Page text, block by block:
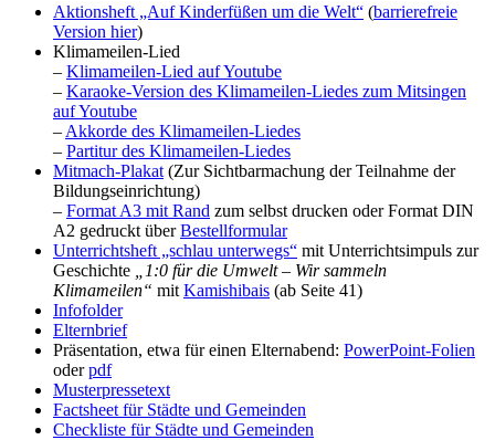
Aktionsheft „Auf Kinderfüßen um die Welt“ (barrierefreie
Version hier)
Klimameilen-Lied
– Klimameilen-Lied auf Youtube
– Karaoke-Version des Klimameilen-Liedes zum Mitsingen
auf Youtube
– Akkorde des Klimameilen-Liedes
– Partitur des Klimameilen-Liedes
Mitmach-Plakat (Zur Sichtbarmachung der Teilnahme der
Bildungseinrichtung)
– Format A3 mit Rand zum selbst drucken oder Format DIN
A2 gedruckt überBestellformular
Unterrichtsheft „schlau unterwegs“ mit Unterrichtsimpuls zur
Geschichte „1:0 für die Umwelt – Wir sammeln
Klimameilen“ mit Kamishibais (ab Seite 41)
Infofolder
Elternbrief
Präsentation, etwa für einen Elternabend: PowerPoint-Folien
oderpdf
Musterpressetext
Factsheet für Städte und Gemeinden
Checkliste für Städte und Gemeinden